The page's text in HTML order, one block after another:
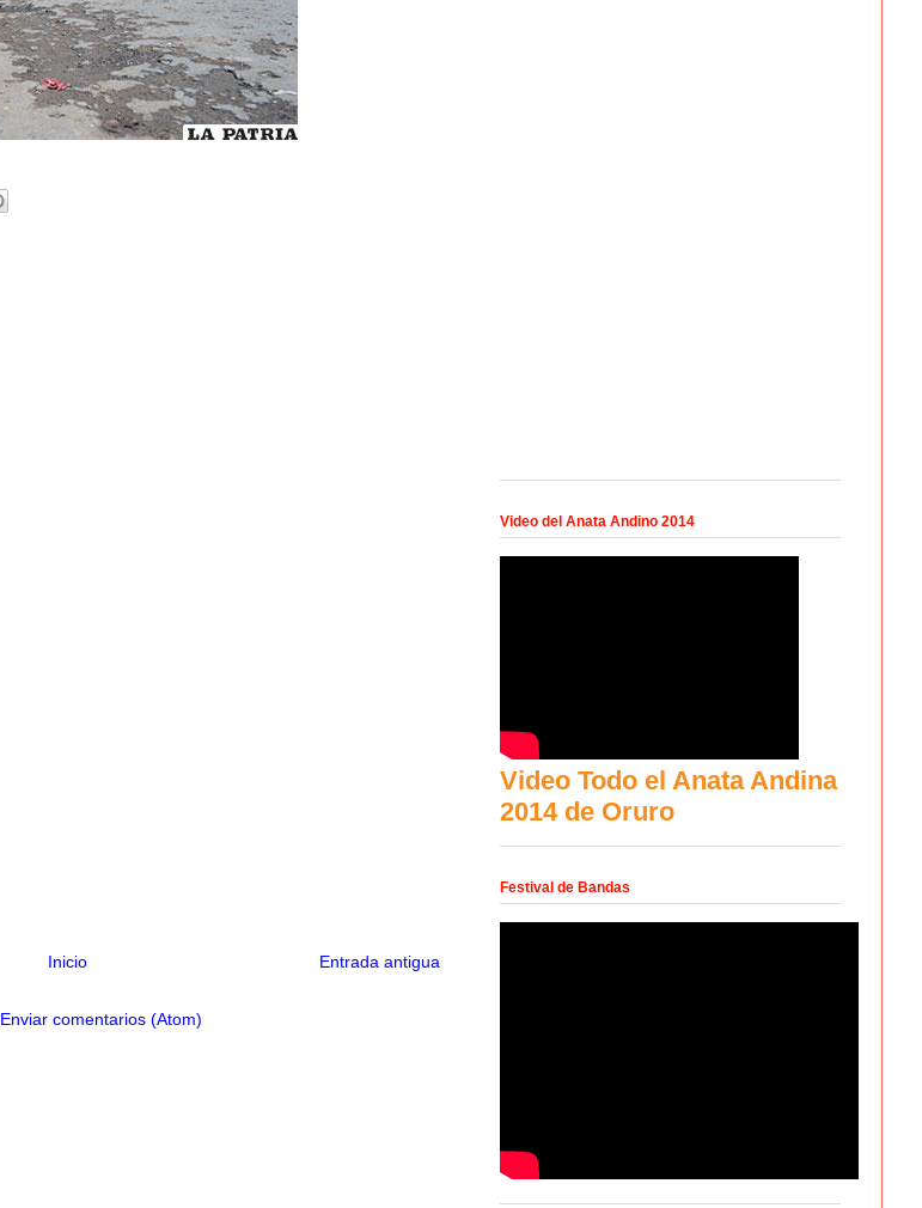
Entrada antigua
Inicio
Enviar comentarios (Atom)
Video del Anata Andino 2014
Video Todo el Anata Andina
2014 de Oruro
Festival de Bandas